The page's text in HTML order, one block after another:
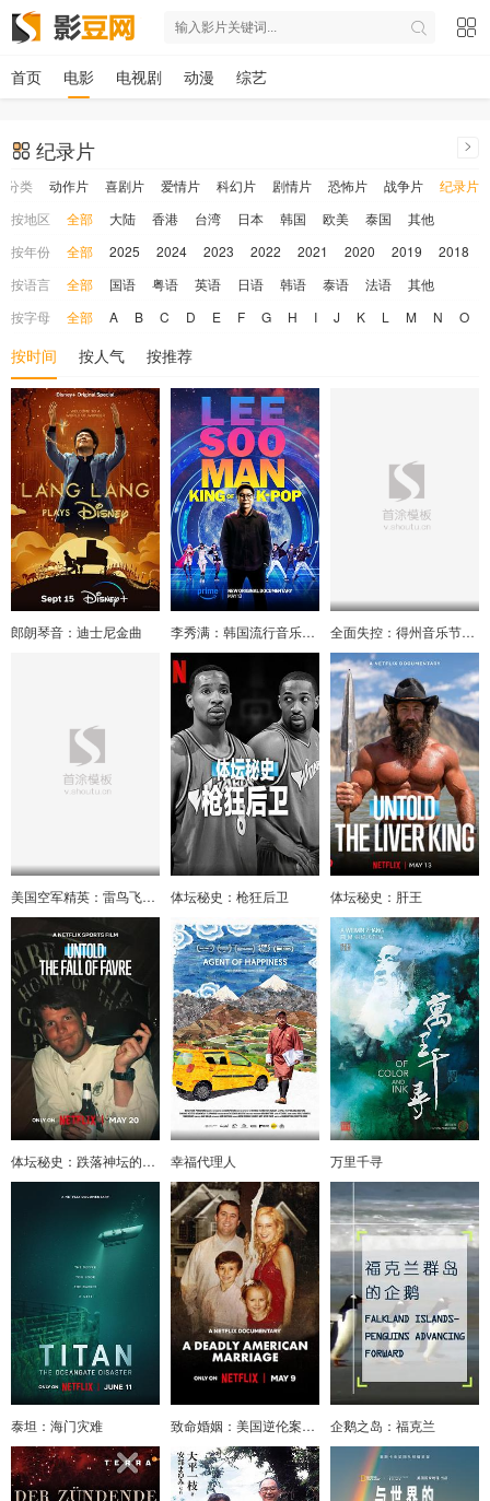
首页 电影 电视剧 动漫 综艺
纪录片
分类 动作片 喜剧片 爱情片 科幻片 剧情片 恐怖片 战争片
纪录片
按地区
全部 大陆 香港 台湾 日本 韩国 欧美 泰国
其他
按年份
全部 2025 2024 2023 2022 2021 2020 2019 2018
按语言
全部 国语 粤语 英语 日语 韩语 泰语 法语
其他
按字母
全部 A B C D E F G H I J K L M N O
按时间 按人气 按推荐
郎朗琴音：迪士尼金曲 李秀满：韩国流行音乐之王 全面失控：得州音乐节悲剧
美国空军精英：雷鸟飞行表演队 体坛秘史：枪狂后卫 体坛秘史：肝王
体坛秘史：跌落神坛的明星四分卫 幸福代理人 万里千寻
泰坦：海门灾难 致命婚姻：美国逆伦案之谜 企鹅之岛：福克兰